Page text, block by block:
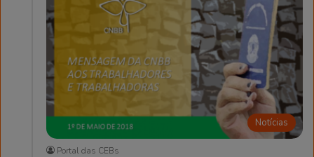
Notícias
Portal das CEBs